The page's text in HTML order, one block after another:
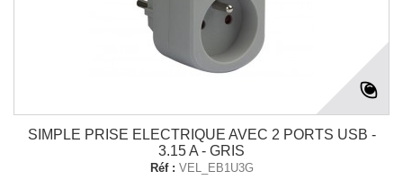
SIMPLE PRISE ELECTRIQUE AVEC 2 PORTS USB -
3.15 A - GRIS
Réf : VEL_EB1U3G